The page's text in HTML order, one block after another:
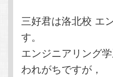
三好君は洛北校 エ
す。
エンジニアリング
われがちですが，